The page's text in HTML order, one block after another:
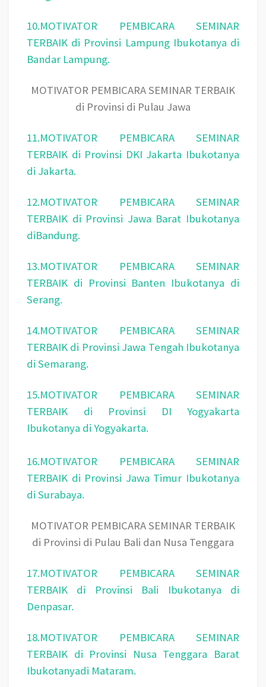
10.MOTIVATOR PEMBICARA SEMINAR
TERBAIK di Provinsi Lampung Ibukotanya di
Bandar Lampung.
MOTIVATOR PEMBICARA SEMINAR TERBAIK
di Provinsi di Pulau Jawa
11.MOTIVATOR PEMBICARA SEMINAR
TERBAIK di Provinsi DKI Jakarta Ibukotanya
di Jakarta.
12.MOTIVATOR PEMBICARA SEMINAR
TERBAIK di Provinsi Jawa Barat Ibukotanya
diBandung.
13.MOTIVATOR PEMBICARA SEMINAR
TERBAIK di Provinsi Banten Ibukotanya di
Serang.
14.MOTIVATOR PEMBICARA SEMINAR
TERBAIK di Provinsi Jawa Tengah Ibukotanya
di Semarang.
15.MOTIVATOR PEMBICARA SEMINAR
TERBAIK di Provinsi DI Yogyakarta
Ibukotanya di Yogyakarta.
16.MOTIVATOR PEMBICARA SEMINAR
TERBAIK di Provinsi Jawa Timur Ibukotanya
di Surabaya.
MOTIVATOR PEMBICARA SEMINAR TERBAIK
di Provinsi di Pulau Bali dan Nusa Tenggara
17.MOTIVATOR PEMBICARA SEMINAR
TERBAIK di Provinsi Bali Ibukotanya di
Denpasar.
18.MOTIVATOR PEMBICARA SEMINAR
TERBAIK di Provinsi Nusa Tenggara Barat
Ibukotanyadi Mataram.